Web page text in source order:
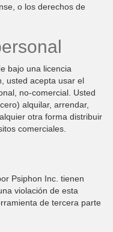
o los derechos de
bajo una licencia
usted acepta usar el
no-comercial. Usted
alquilar, arrendar,
otra forma distribuir
comerciales.
Psiphon Inc. tienen
violación de esta
de tercera parte